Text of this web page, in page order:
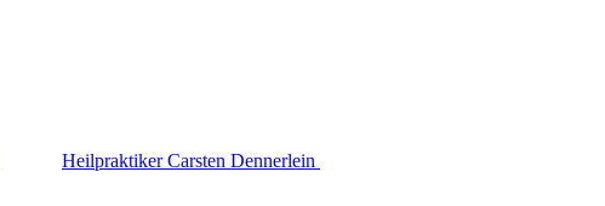
Heilpraktiker Carsten Dennerlein